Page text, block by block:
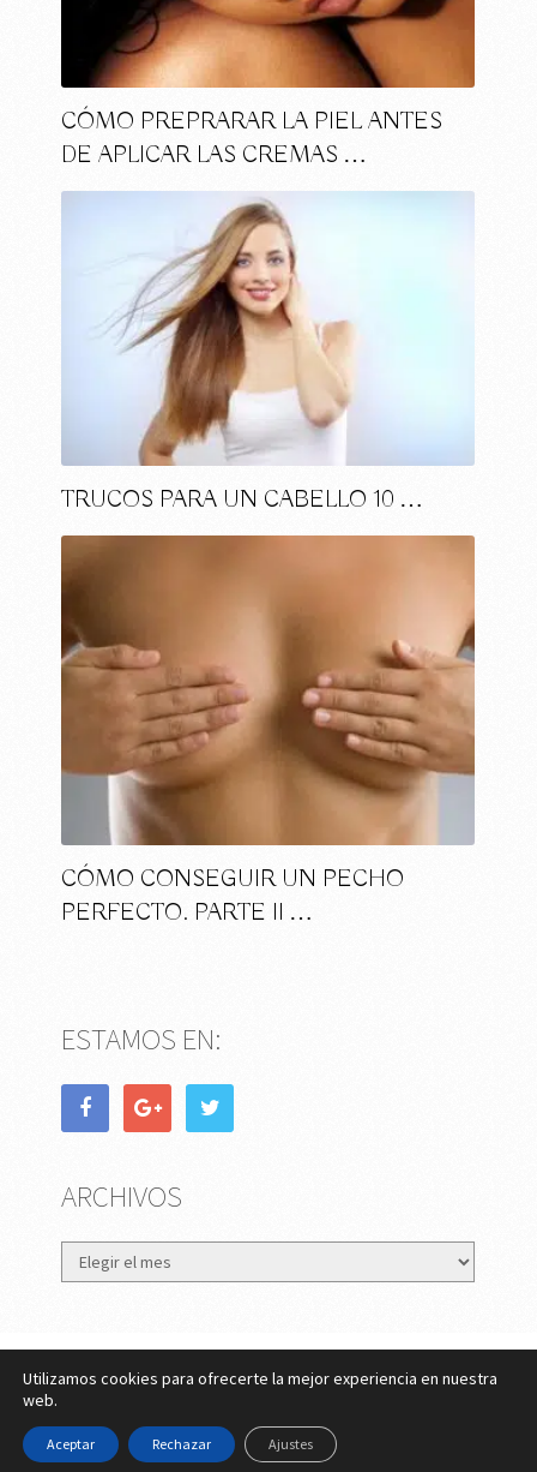
CÓMO PREPRARAR LA PIEL ANTES
DE APLICAR LAS CREMAS …
TRUCOS PARA UN CABELLO 10 …
CÓMO CONSEGUIR UN PECHO
PERFECTO. PARTE II …
ESTAMOS EN:
ARCHIVOS
Archivos
eMujer.com
Copyright © 2026.
Contactar ||Datos Legales y Privacidad
Cookies
Utilizamos cookies para ofrecerte la mejor experiencia en nuestra
web.
Aceptar Rechazar Ajustes